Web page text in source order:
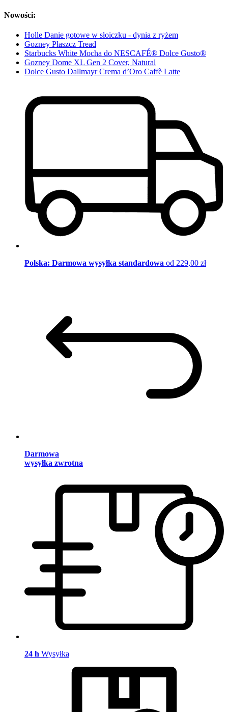
Nowości:
Holle Danie gotowe w słoiczku - dynia z ryżem
Gozney Płaszcz Tread
Starbucks White Mocha do NESCAFÉ® Dolce Gusto®
Gozney Dome XL Gen 2 Cover, Natural
Dolce Gusto Dallmayr Crema d’Oro Caffè Latte
Polska: Darmowa wysyłka standardowa od 229,00 zł
Darmowa
wysyłka zwrotna
24 h Wysyłka